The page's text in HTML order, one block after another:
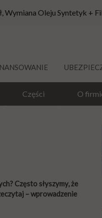
Wymiana Oleju Syntetyk +
Części O
Często słyszymy, że
– wprowadzenie